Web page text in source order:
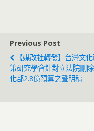
Previous Post
【媒改社轉發】台灣文
策研究學會針對立法院刪
化部2.8億預算之聲明稿